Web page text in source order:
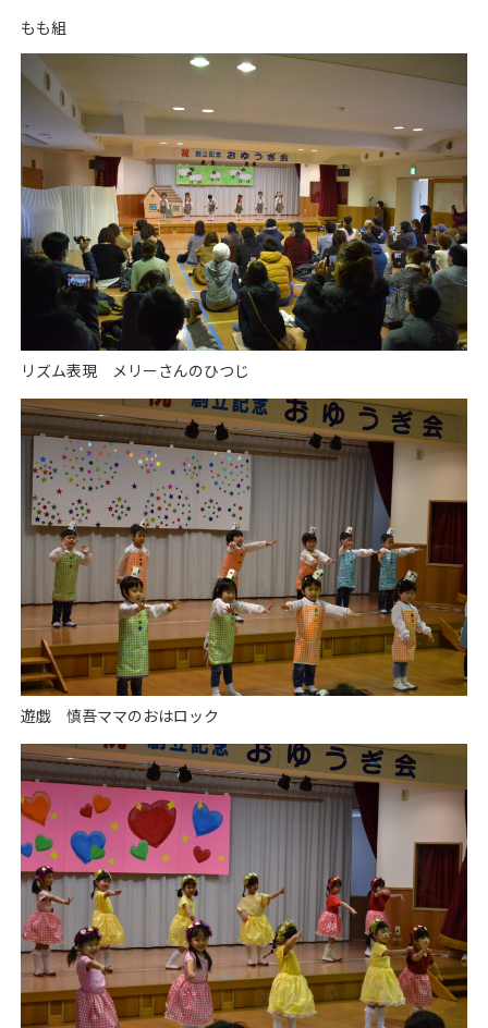
もも組
リズム表現 メリーさんのひつじ
遊戯 慎吾ママのおはロック